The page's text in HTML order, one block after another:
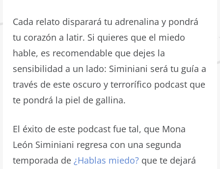
Cada relato disparará tu adrenalina y pondrá
tu corazón a latir. Si quieres que el miedo
hable, es recomendable que dejes la
sensibilidad a un lado: Siminiani será tu guía a
través de este oscuro y terrorífico podcast que
te pondrá la piel de gallina.
El éxito de este podcast fue tal, que Mona
León Siminiani regresa con una segunda
temporada de¿Hablas miedo? que te dejará